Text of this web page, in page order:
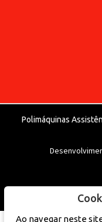
Polimáquinas
Ao navegar neste